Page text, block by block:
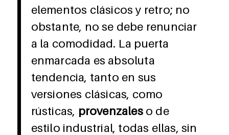
elementos clásicos y retro; no
obstante, no se debe renunciar
a la comodidad. La puerta
enmarcada es absoluta
tendencia, tanto en sus
versiones clásicas, como
rústicas, provenzaleso de
estilo industrial, todas ellas, sin